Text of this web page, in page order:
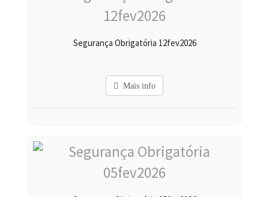
Segurança Obrigatória 12fev2026
Mais info